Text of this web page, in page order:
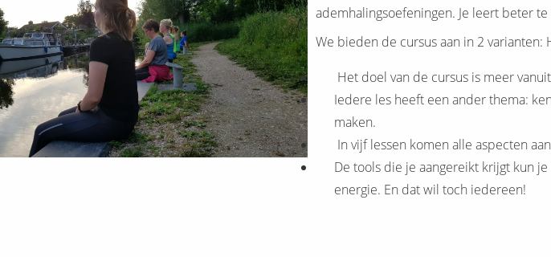
ademhalingsoefeningen. Je leert beter
We bieden de cursus aan in 2
Het doel van de cursus is meer
Iedere les heeft een ander thema:
maken.
In vijf lessen komen alle aspecten
De tools die je aangereikt krijgt kun
energie. En dat wil toch iedereen!